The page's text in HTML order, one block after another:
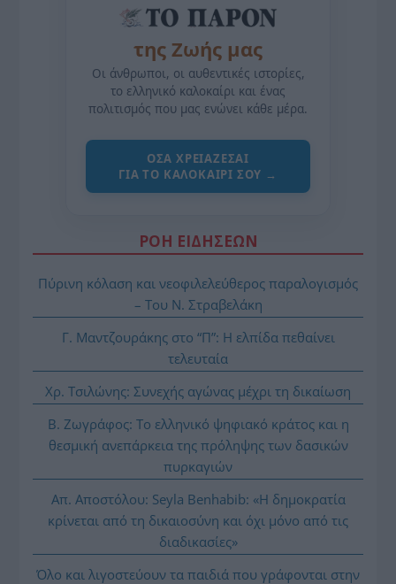
της Ζωής μας
Οι άνθρωποι, οι αυθεντικές ιστορίες,
το ελληνικό καλοκαίρι και ένας
πολιτισμός που μας ενώνει κάθε μέρα.
ΌΣΑ ΧΡΕΙΆΖΕΣΑΙ
ΓΙΑ ΤΟ ΚΑΛΟΚΑΊΡΙ ΣΟΥ →
ΡΟΗ ΕΙΔΗΣΕΩΝ
Πύρινη κόλαση και νεοφιλελεύθερος παραλογισμός
– Του Ν. Στραβελάκη
Γ. Μαντζουράκης στο “Π”: Η ελπίδα πεθαίνει
τελευταία
Χρ. Τσιλώνης: Συνεχής αγώνας μέχρι τη δικαίωση
Β. Ζωγράφος: Το ελληνικό ψηφιακό κράτος και η
θεσμική ανεπάρκεια της πρόληψης των δασικών
πυρκαγιών
Απ. Αποστόλου: Seyla Benhabib: «Η δημοκρατία
κρίνεται από τη δικαιοσύνη και όχι μόνο από τις
διαδικασίες»
Όλο και λιγοστεύουν τα παιδιά που γράφονται στην